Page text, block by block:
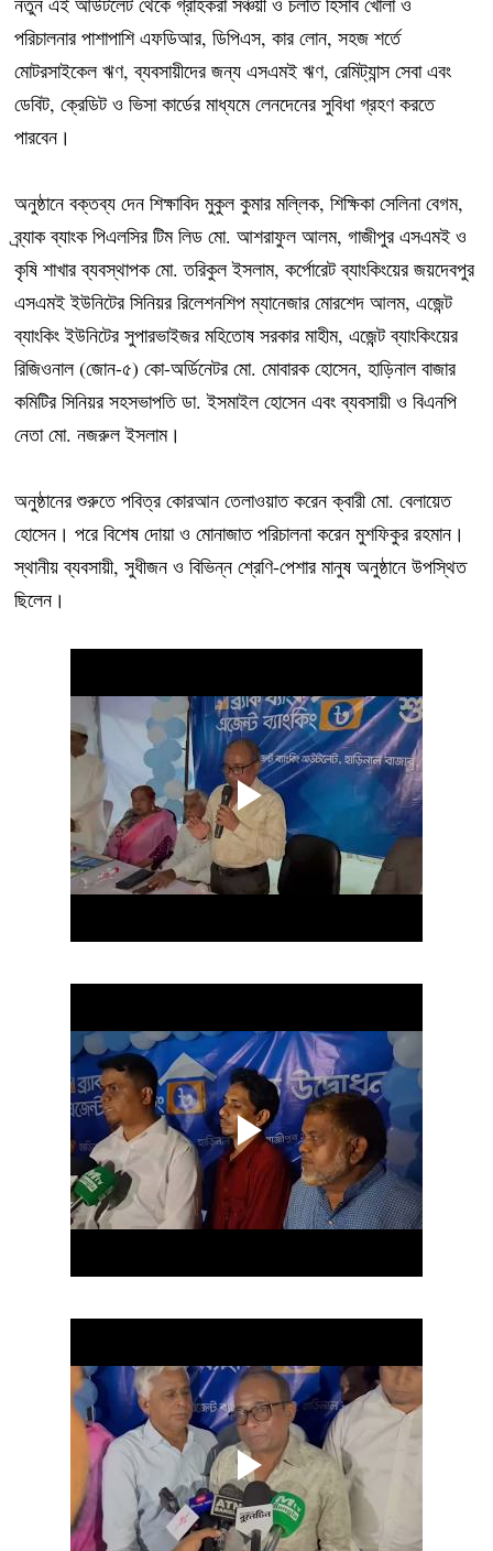
পরিচালনার পাশাপাশি এফডিআর, ডিপিএস, কার লোন, সহজ শর্তে
মোটরসাইকেল ঋণ, ব্যবসায়ীদের জন্য এসএমই ঋণ, রেমিট্যান্স সেবা এবং
ডেবিট, ক্রেডিট ও ভিসা কার্ডের মাধ্যমে লেনদেনের সুবিধা গ্রহণ করতে
পারবেন।
অনুষ্ঠানে বক্তব্য দেন শিক্ষাবিদ মুকুল কুমার মল্লিক, শিক্ষিকা সেলিনা বেগম,
ব্র্যাক ব্যাংক পিএলসির টিম লিড মো. আশরাফুল আলম, গাজীপুর এসএমই ও
কৃষি শাখার ব্যবস্থাপক মো. তরিকুল ইসলাম, কর্পোরেট ব্যাংকিংয়ের জয়দেবপুর
এসএমই ইউনিটের সিনিয়র রিলেশনশিপ ম্যানেজার মোরশেদ আলম, এজেন্ট
ব্যাংকিং ইউনিটের সুপারভাইজর মহিতোষ সরকার মাহীম, এজেন্ট ব্যাংকিংয়ের
রিজিওনাল (জোন-৫) কো-অর্ডিনেটর মো. মোবারক হোসেন, হাড়িনাল বাজার
কমিটির সিনিয়র সহসভাপতি ডা. ইসমাইল হোসেন এবং ব্যবসায়ী ও বিএনপি
নেতা মো. নজরুল ইসলাম।
অনুষ্ঠানের শুরুতে পবিত্র কোরআন তেলাওয়াত করেন ক্বারী মো. বেলায়েত
হোসেন। পরে বিশেষ দোয়া ও মোনাজাত পরিচালনা করেন মুশফিকুর রহমান।
স্থানীয় ব্যবসায়ী, সুধীজন ও বিভিন্ন শ্রেণি-পেশার মানুষ অনুষ্ঠানে উপস্থিত
ছিলেন।